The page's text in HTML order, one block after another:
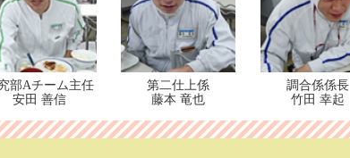
部Aチーム主任
安田 善信
第二仕上係
藤本 竜也
調合係係長
竹田 幸起